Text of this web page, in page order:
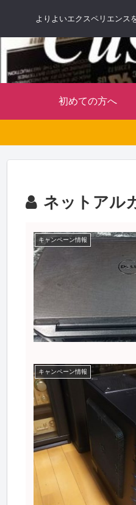
初めての方へ
ネットアル
キャンペーン情報
キャンペーン情報
よりよいエクスペリエンス